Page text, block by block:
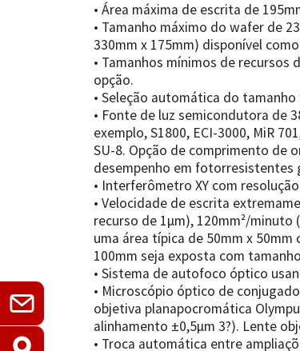
• Área máxima de escrita de
• Tamanho máximo do wafer de
330mm x 175mm) disponível
• Tamanhos mínimos de recursos
opção.
• Seleção automática do
• Fonte de luz semicondutora de
exemplo, S1800, ECI-3000, MiR
SU-8. Opção de comprimento de
desempenho em fotorresistentes
• Interferômetro XY com
• Velocidade de escrita
recurso de 1µm), 120mm²/
uma área típica de 50mm x
100mm seja exposta com
• Sistema de autofoco óptico
• Microscópio óptico de
objetiva planapocromática
alinhamento ±0,5µm 3?). Lente
• Troca automática entre